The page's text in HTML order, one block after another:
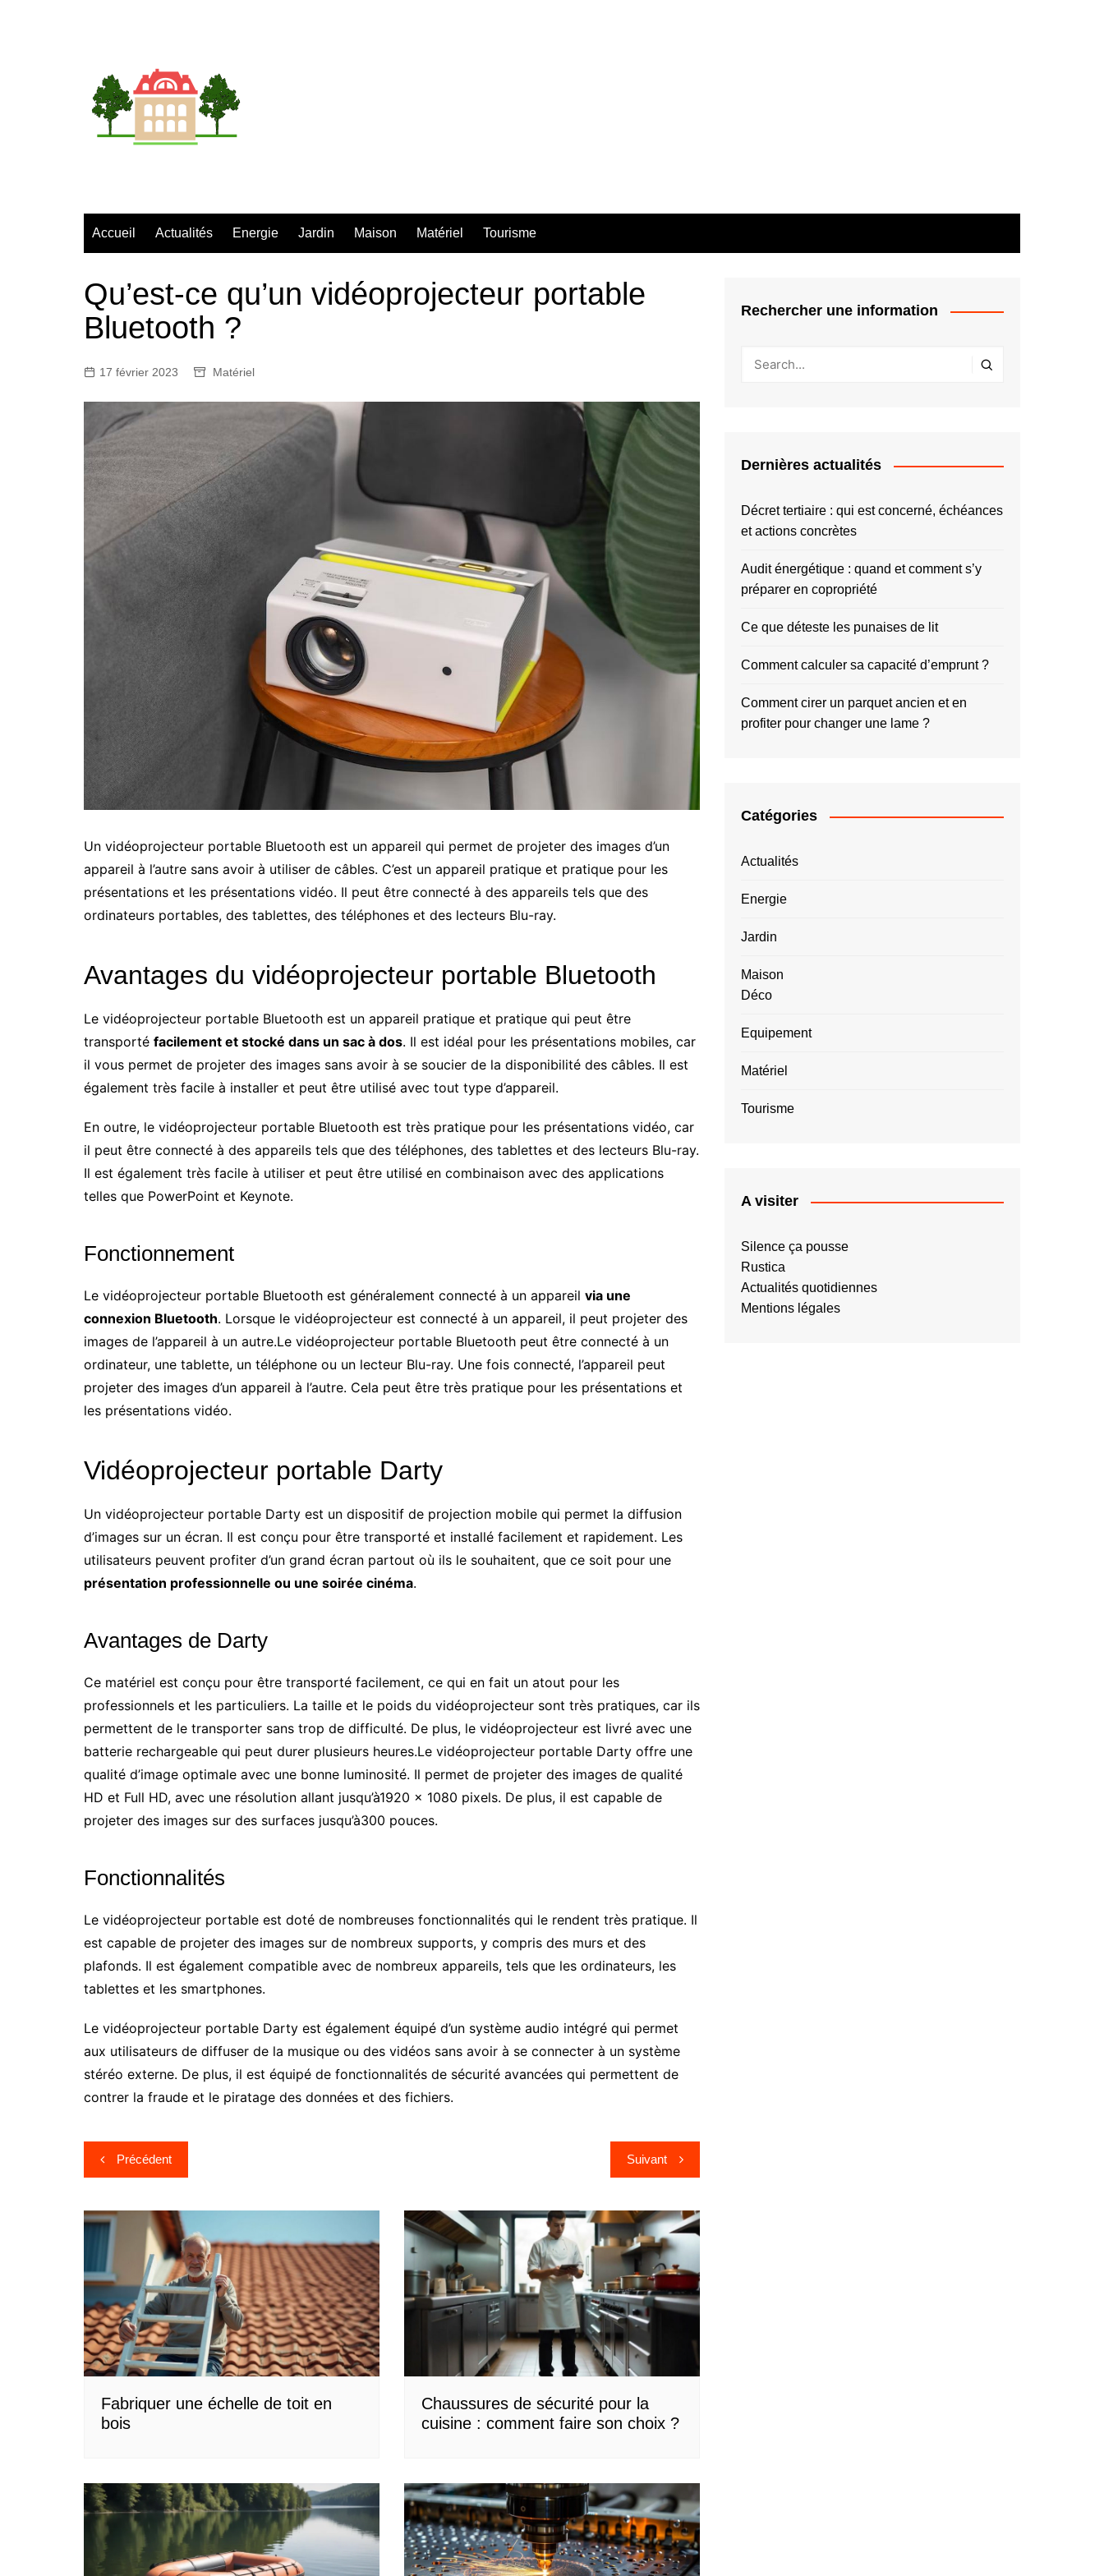
Accueil Actualités Energie Jardin Maison Matériel Tourisme
Qu’est-ce qu’un vidéoprojecteur portable
Bluetooth ?
17 février 2023 Matériel
Un vidéoprojecteur portable Bluetooth est un appareil qui permet de projeter des images d’un
appareil à l’autre sans avoir à utiliser de câbles. C’est un appareil pratique et pratique pour les
présentations et les présentations vidéo. Il peut être connecté à des appareils tels que des
ordinateurs portables, des tablettes, des téléphones et des lecteurs Blu-ray.
Avantages du vidéoprojecteur portable Bluetooth
Le vidéoprojecteur portable Bluetooth est un appareil pratique et pratique qui peut être
transporté facilement et stocké dans un sac à dos. Il est idéal pour les présentations mobiles, car
il vous permet de projeter des images sans avoir à se soucier de la disponibilité des câbles. Il est
également très facile à installer et peut être utilisé avec tout type d’appareil.
En outre, le vidéoprojecteur portable Bluetooth est très pratique pour les présentations vidéo, car
il peut être connecté à des appareils tels que des téléphones, des tablettes et des lecteurs Blu-ray.
Il est également très facile à utiliser et peut être utilisé en combinaison avec des applications
telles que PowerPoint et Keynote.
Fonctionnement
Le vidéoprojecteur portable Bluetooth est généralement connecté à un appareil via une
connexion Bluetooth. Lorsque le vidéoprojecteur est connecté à un appareil, il peut projeter des
images de l’appareil à un autre.Le vidéoprojecteur portable Bluetooth peut être connecté à un
ordinateur, une tablette, un téléphone ou un lecteur Blu-ray. Une fois connecté, l’appareil peut
projeter des images d’un appareil à l’autre. Cela peut être très pratique pour les présentations et
les présentations vidéo.
Vidéoprojecteur portable Darty
Un vidéoprojecteur portable Darty est un dispositif de projection mobile qui permet la diffusion
d’images sur un écran. Il est conçu pour être transporté et installé facilement et rapidement. Les
utilisateurs peuvent profiter d’un grand écran partout où ils le souhaitent, que ce soit pour une
présentation professionnelle ou une soirée cinéma.
Avantages de Darty
Ce matériel est conçu pour être transporté facilement, ce qui en fait un atout pour les
professionnels et les particuliers. La taille et le poids du vidéoprojecteur sont très pratiques, car ils
permettent de le transporter sans trop de difficulté. De plus, le vidéoprojecteur est livré avec une
batterie rechargeable qui peut durer plusieurs heures.Le vidéoprojecteur portable Darty offre une
qualité d’image optimale avec une bonne luminosité. Il permet de projeter des images de qualité
HD et Full HD, avec une résolution allant jusqu’à1920 x 1080 pixels. De plus, il est capable de
projeter des images sur des surfaces jusqu’à300 pouces.
Fonctionnalités
Le vidéoprojecteur portable est doté de nombreuses fonctionnalités qui le rendent très pratique. Il
est capable de projeter des images sur de nombreux supports, y compris des murs et des
plafonds. Il est également compatible avec de nombreux appareils, tels que les ordinateurs, les
tablettes et les smartphones.
Le vidéoprojecteur portable Darty est également équipé d’un système audio intégré qui permet
aux utilisateurs de diffuser de la musique ou des vidéos sans avoir à se connecter à un système
stéréo externe. De plus, il est équipé de fonctionnalités de sécurité avancées qui permettent de
contrer la fraude et le piratage des données et des fichiers.
Navigation
de
l’article
Précédent Suivant
Fabriquer une échelle de toit en
bois
Chaussures de sécurité pour la
cuisine : comment faire son choix ?
Rechercher une information
Dernières actualités
Décret tertiaire : qui est concerné, échéances
et actions concrètes
Audit énergétique : quand et comment s’y
préparer en copropriété
Ce que déteste les punaises de lit
Comment calculer sa capacité d’emprunt ?
Comment cirer un parquet ancien et en
profiter pour changer une lame ?
Catégories
Actualités
Energie
Jardin
Maison
Déco
Equipement
Matériel
Tourisme
A visiter
Silence ça pousse
Rustica
Actualités quotidiennes
Mentions légales